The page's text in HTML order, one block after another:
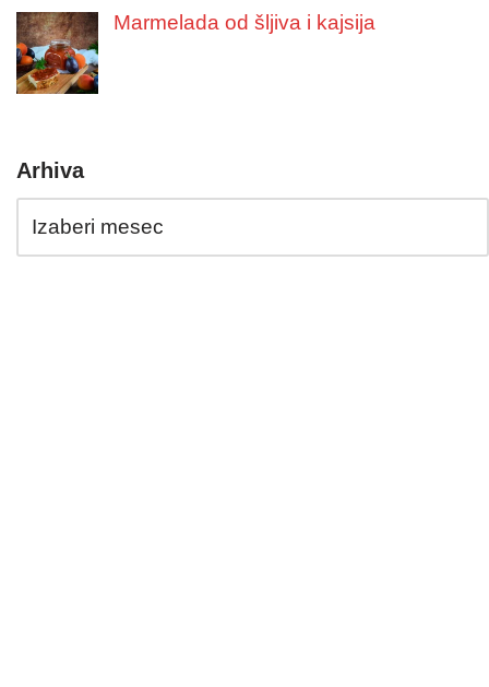
Marmelada od šljiva i kajsija
Arhiva